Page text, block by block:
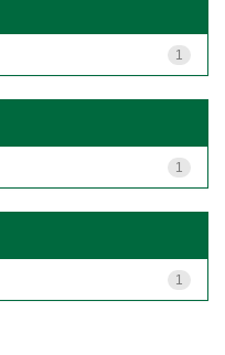
1
1
1